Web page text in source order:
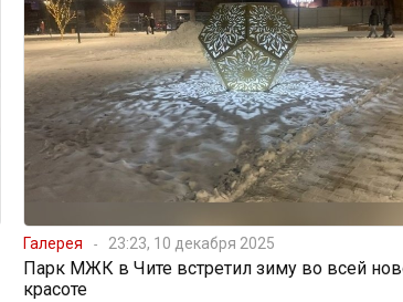
Галерея 23:23, 10 декабря 2025
Парк МЖК в Чите встретил зиму во всей
красоте